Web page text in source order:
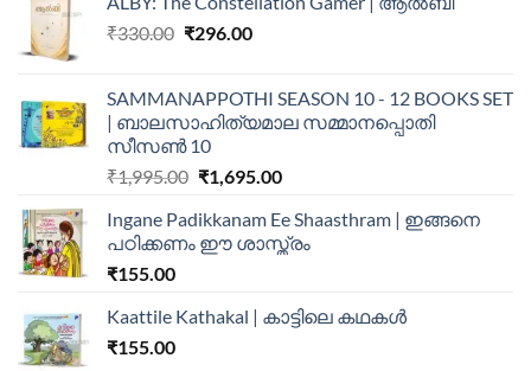
₹330.00 ₹296.00
SAMMANAPPOTHI SEASON 10 - 12 BOOKS SET
| ബാലസാഹിത്യമാല സമ്മാനപ്പൊതി
സീസൺ 10
₹1,995.00 ₹1,695.00
Ingane Padikkanam Ee Shaasthram | ഇങ്ങനെ
പഠിക്കണം ഈ ശാസ്ത്രം
₹155.00
Kaattile Kathakal | കാട്ടിലെ കഥകള്‍
₹155.00